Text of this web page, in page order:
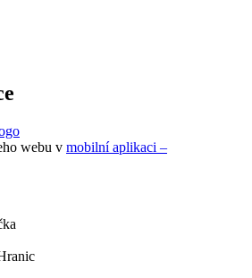
webu v mobilní aplikaci –
2